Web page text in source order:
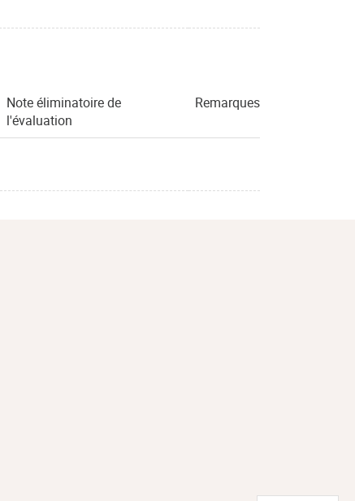
Note éliminatoire de
l'évaluation
Remarques